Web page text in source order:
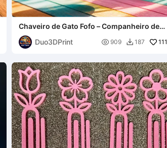
Chaveiro de Gato Fofo – Companheiro de
Bolso no Estilo Kawaii
Duo3DPrint
 909  187 111